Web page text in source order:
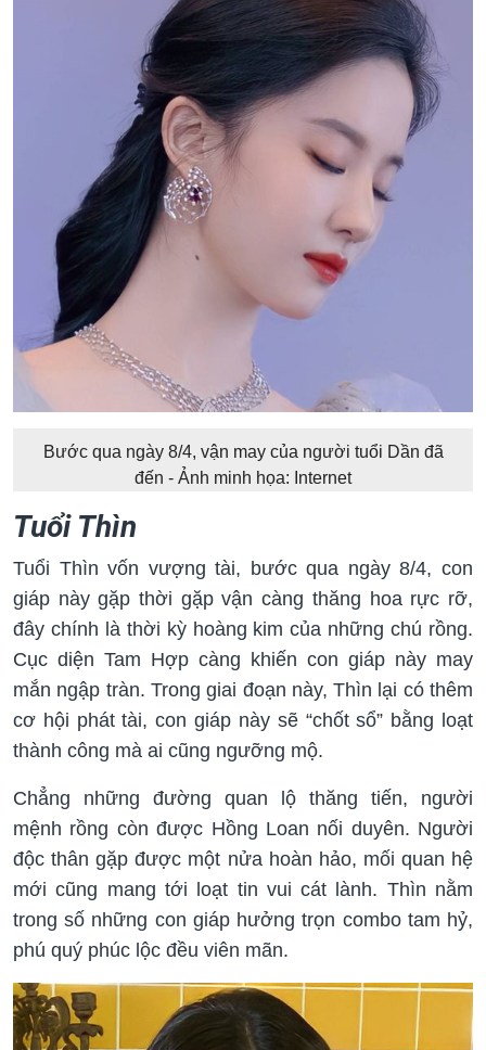
Bước qua ngày 8/4, vận may của người tuổi Dần đã
đến - Ảnh minh họa: Internet
Tuổi Thìn
Tuổi Thìn vốn vượng tài, bước qua ngày 8/4, con
giáp này gặp thời gặp vận càng thăng hoa rực rỡ,
đây chính là thời kỳ hoàng kim của những chú rồng.
Cục diện Tam Hợp càng khiến con giáp này may
mắn ngập tràn. Trong giai đoạn này, Thìn lại có thêm
cơ hội phát tài, con giáp này sẽ “chốt sổ” bằng loạt
thành công mà ai cũng ngưỡng mộ.
Chẳng những đường quan lộ thăng tiến, người
mệnh rồng còn được Hồng Loan nối duyên. Người
độc thân gặp được một nửa hoàn hảo, mối quan hệ
mới cũng mang tới loạt tin vui cát lành. Thìn nằm
trong số những con giáp hưởng trọn combo tam hỷ,
phú quý phúc lộc đều viên mãn.